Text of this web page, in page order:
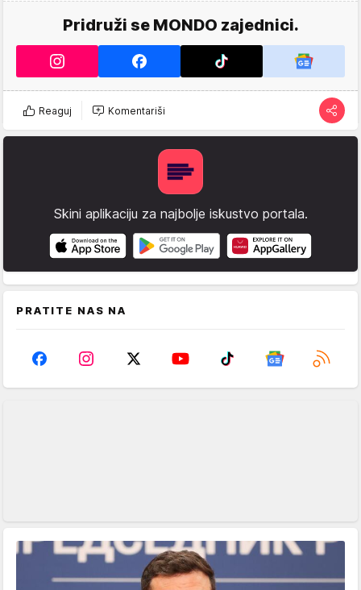
Pridruži se MONDO zajednici.
Reaguj Komentariši
Skini aplikaciju za najbolje iskustvo portala.
PRATITE NAS NA